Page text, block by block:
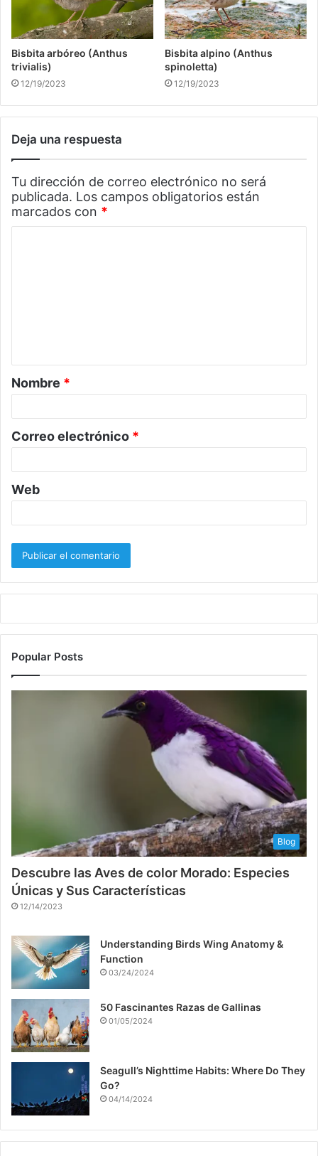
Bisbita arbóreo (Anthus
trivialis)
12/19/2023
Bisbita alpino (Anthus
spinoletta)
12/19/2023
Deja una respuesta
Tu dirección de correo electrónico no será
publicada. Los campos obligatorios están
marcados con *
a
r
o
*
Nombre *
Correo electrónico *
Web
Popular Posts
Blog
Descubre las Aves de color Morado: Especies
Únicas y Sus Características
12/14/2023
Understanding Birds Wing Anatomy &
Function
03/24/2024
50 Fascinantes Razas de Gallinas
01/05/2024
Seagull’s Nighttime Habits: Where Do They
Go?
04/14/2024